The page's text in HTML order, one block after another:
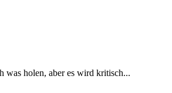
was holen, aber es wird kritisch...